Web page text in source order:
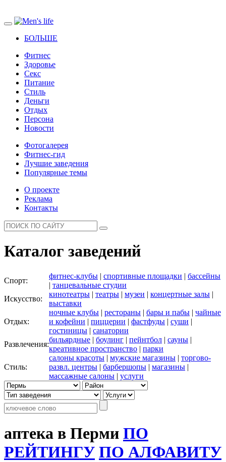
БОЛЬШЕ
Фитнес
Здоровье
Секс
Питание
Стиль
Деньги
Отдых
Персона
Новости
Фотогалерея
Фитнес-гид
Лучшие заведения
Популярные темы
О проекте
Реклама
Контакты
Каталог заведений
Спорт:
фитнес-клубы | спортивные площадки | бассейны
| танцевальные студии
Искусство:
кинотеатры | театры | музеи | концертные залы |
выставки
Отдых:
ночные клубы | рестораны | бары и пабы | чайные
и кофейни | пиццерии | фастфуды | суши |
гостиницы | санатории
Развлечения:
бильярдные | боулинг | пейнтбол | сауны |
креативное пространство | парки
Стиль:
салоны красоты | мужские магазины | торгово-
развл. центры | барбершопы | магазины |
массажные салоны | услуги
аптека в Перми ПО
РЕЙТИНГУ ПО АЛФАВИТУ